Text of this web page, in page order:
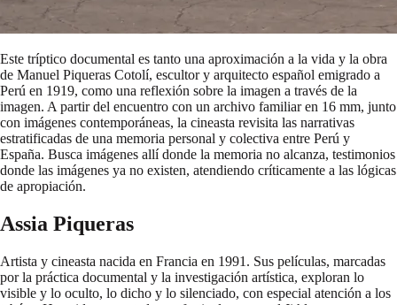
Este tríptico documental es tanto una aproximación a la vida y la obra
de Manuel Piqueras Cotolí, escultor y arquitecto español emigrado a
Perú en 1919, como una reflexión sobre la imagen a través de la
imagen. A partir del encuentro con un archivo familiar en 16 mm, junto
con imágenes contemporáneas, la cineasta revisita las narrativas
estratificadas de una memoria personal y colectiva entre Perú y
España. Busca imágenes allí donde la memoria no alcanza, testimonios
donde las imágenes ya no existen, atendiendo críticamente a las lógicas
de apropiación.
Assia Piqueras
Artista y cineasta nacida en Francia en 1991. Sus películas, marcadas
por la práctica documental y la investigación artística, exploran lo
visible y lo oculto, lo dicho y lo silenciado, con especial atención a los